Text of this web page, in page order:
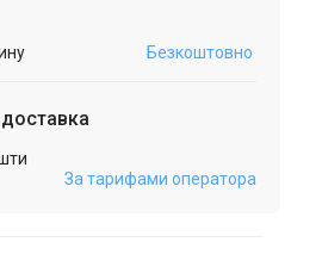
Безкоштовно
За тарифами оператора